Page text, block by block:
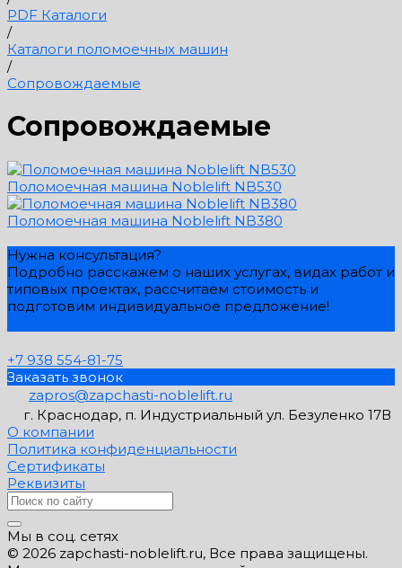
PDF Каталоги
/
Каталоги поломоечных машин
/
Сопровождаемые
Сопровождаемые
Поломоечная машина Noblelift NB530
Поломоечная машина Noblelift NB380
Нужна консультация?
Подробно расскажем о наших услугах, видах работ и
типовых проектах, рассчитаем стоимость и
подготовим индивидуальное предложение!
+7 938 554-81-75
Заказать звонок
zapros@zapchasti-noblelift.ru
г. Краснодар, п. Индустриальный ул. Безуленко 17В
О компании
Политика конфиденциальности
Сертификаты
Реквизиты
Мы в соц. сетях
© 2026 zapchasti-noblelift.ru, Все права защищены.